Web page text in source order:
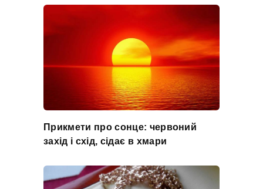
Прикмети про сонце: червоний
захід і схід, сідає в хмари